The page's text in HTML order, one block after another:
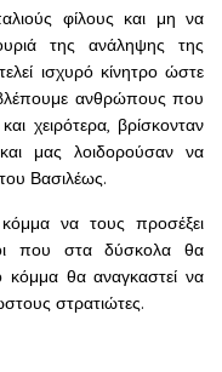
φίλους και μη να
της ανάληψης της
ισχυρό κίνητρο ώστε
ανθρώπους που
χειρότερα, βρίσκονταν
μας λοιδορούσαν να
Βασιλέως.
να τους προσέξει
που στα δύσκολα θα
κόμμα θα αναγκαστεί να
στρατιώτες.